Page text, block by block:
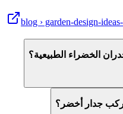
الخضراء الطبيعية؟
جدار أخضر؟